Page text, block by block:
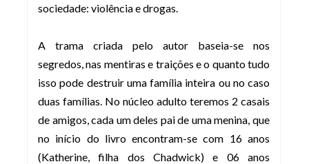
sociedade: violência e drogas.
A trama criada pelo autor baseia-se nos
segredos, nas mentiras e traições e o quanto tudo
isso pode destruir uma família inteira ou no caso
duas famílias. No núcleo adulto teremos 2 casais
de amigos, cada um deles pai de uma menina, que
no início do livro encontram-se com 16 anos
(Katherine, filha dos Chadwick) e 06 anos